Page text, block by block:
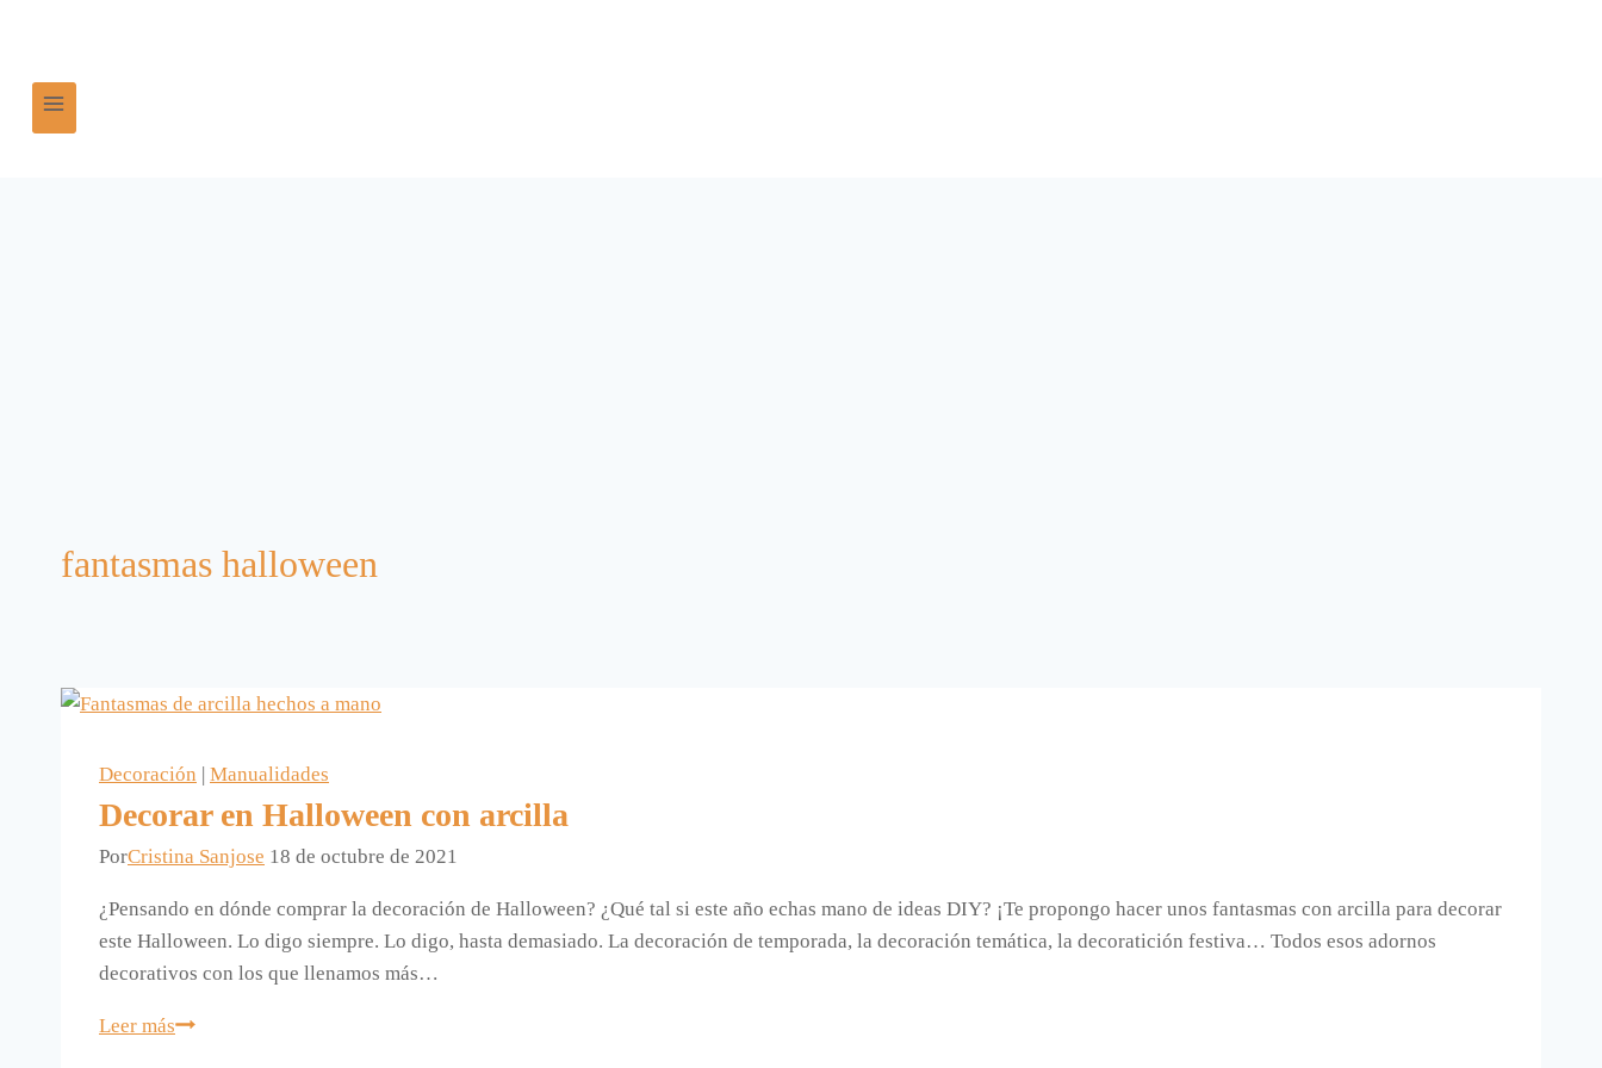
fantasmas halloween
Decoración | Manualidades
Decorar en Halloween con arcilla
PorCristina Sanjose 18 de octubre de 2021
¿Pensando en dónde comprar la decoración de Halloween? ¿Qué tal si este año echas mano de ideas DIY? ¡Te propongo hacer unos fantasmas con arcilla para decorar
este Halloween. Lo digo siempre. Lo digo, hasta demasiado. La decoración de temporada, la decoración temática, la decoratición festiva… Todos esos adornos
decorativos con los que llenamos más…
Leer másDecorar